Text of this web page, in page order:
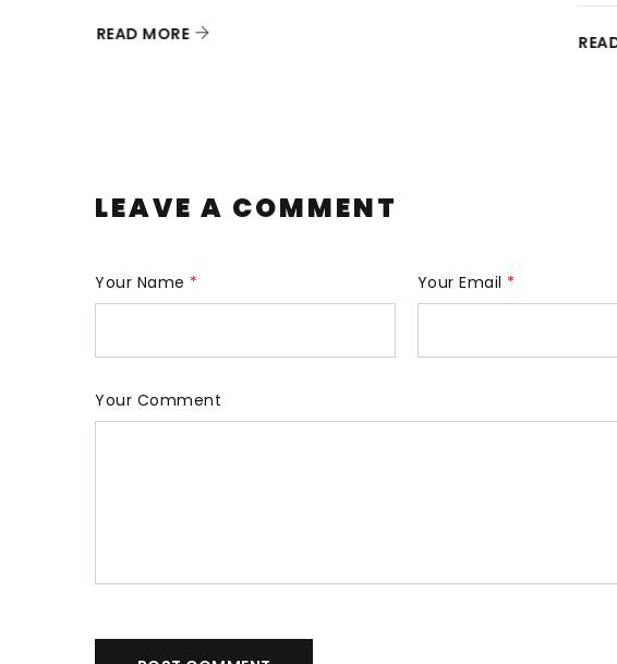
READ MORE
LEAVE A COMMENT
Your Name * Your Email *
Your Comment